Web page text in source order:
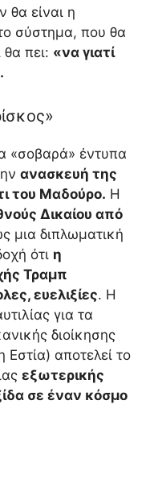
θα είναι η
σύστημα, που θα
θα πει: «να γιατί
«σοβαρά» έντυπα
ανασκευή της
του Μαδούρο. Η
Δικαίου από
μια διπλωματική
ότι η
Τραμπ
ευελιξίες. Η
για τα
διοίκησης
αποτελεί το
εξωτερικής
σε έναν κόσμο